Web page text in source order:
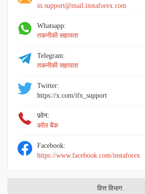
in.support@mail.instaforex.com
Whatsapp:
तकनीकी सहायता
Telegram:
तकनीकी सहायता
Twitter:
https://x.com/ifx_support
फ़ोन:
कॉल बैक
Facebook:
https://www.facebook.com/instaforex
वित्त विभाग